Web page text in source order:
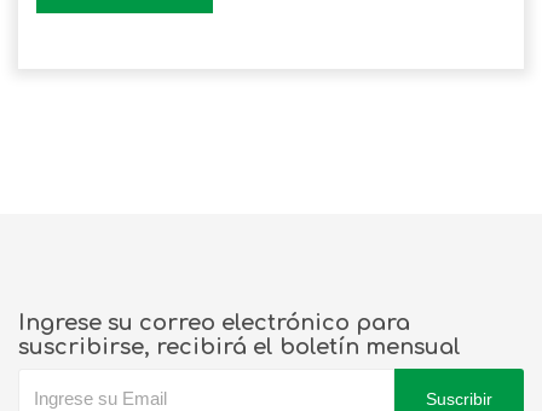
Ingrese su correo electrónico para
suscribirse, recibirá el boletín mensual
Suscribir